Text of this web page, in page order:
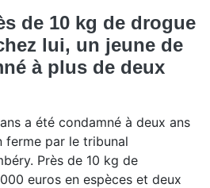
de 10 kg de drogue
lui, un jeune de
à plus de deux
a été condamné à deux ans
par le tribunal
Près de 10 kg de
euros en espèces et deux